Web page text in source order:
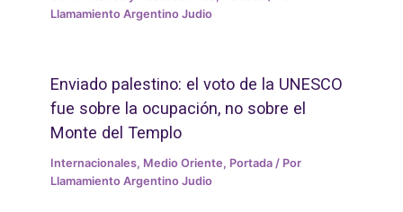
Llamamiento Argentino Judio
Enviado palestino: el voto de la UNESCO
fue sobre la ocupación, no sobre el
Monte del Templo
Internacionales, Medio Oriente, Portada / Por
Llamamiento Argentino Judio